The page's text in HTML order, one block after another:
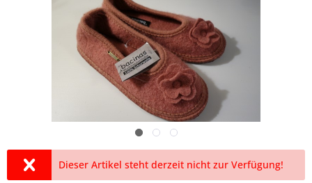
Dieser Artikel steht derzeit nicht zur Verfügung!